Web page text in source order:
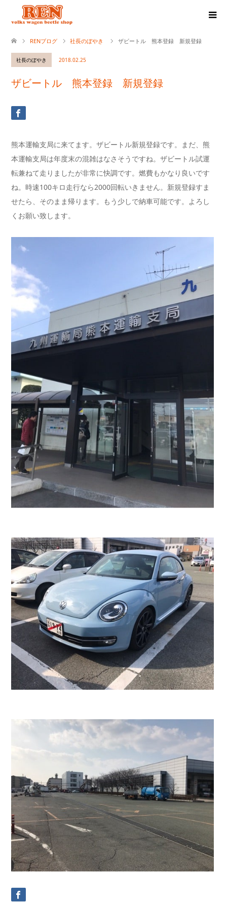
RENブログ 社長のぼやき ザビートル 熊本登録 新規登録
社長のぼやき 2018.02.25
ザビートル 熊本登録 新規登録
熊本運輸支局に来てます。ザビートル新規登録です。まだ、熊
本運輸支局は年度末の混雑はなさそうですね。ザビートル試運
転兼ねて走りましたが非常に快調です。燃費もかなり良いです
ね。時速100キロ走行なら2000回転いきません。新規登録すま
せたら、そのまま帰ります。もう少しで納車可能です。よろし
くお願い致します。